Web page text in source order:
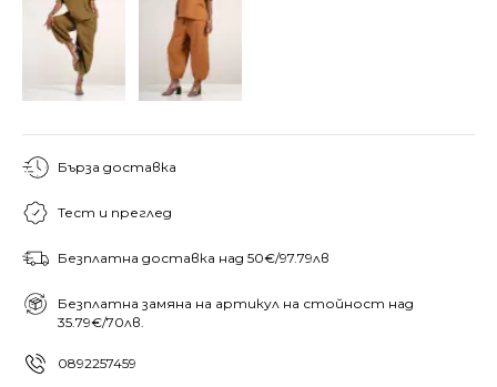
Бърза доставка
Тест и преглед
Безплатна доставка над 50€/97.79лв
Безплатна замяна на артикул на стойност над
35.79€/70лв.
0892257459